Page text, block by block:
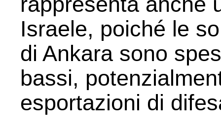
Israele, poiché le
di Ankara sono
bassi,
esportazioni di